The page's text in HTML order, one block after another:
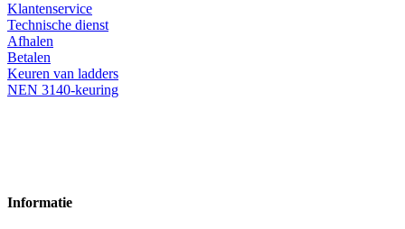
Klantenservice
Technische dienst
Afhalen
Betalen
Keuren van ladders
NEN 3140-keuring
Informatie